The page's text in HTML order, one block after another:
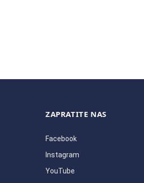
ZAPRATITE NAS
Facebook
Instagram
YouTube